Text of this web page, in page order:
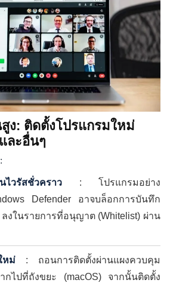
ง: ติดตั้งโปรแกรมใหม่
ละอื่นๆ
ไวรัสชั่วคราว : โปรแกรมอย่าง
Defender อาจบล็อกการบันทึก
งในรายการที่อนุญาต (Whitelist) ผ่าน
หม่: ถอนการติดตั้งผ่านแผงควบคุม
กไปที่ถังขยะ (macOS) จากนั้นติดตั้ง